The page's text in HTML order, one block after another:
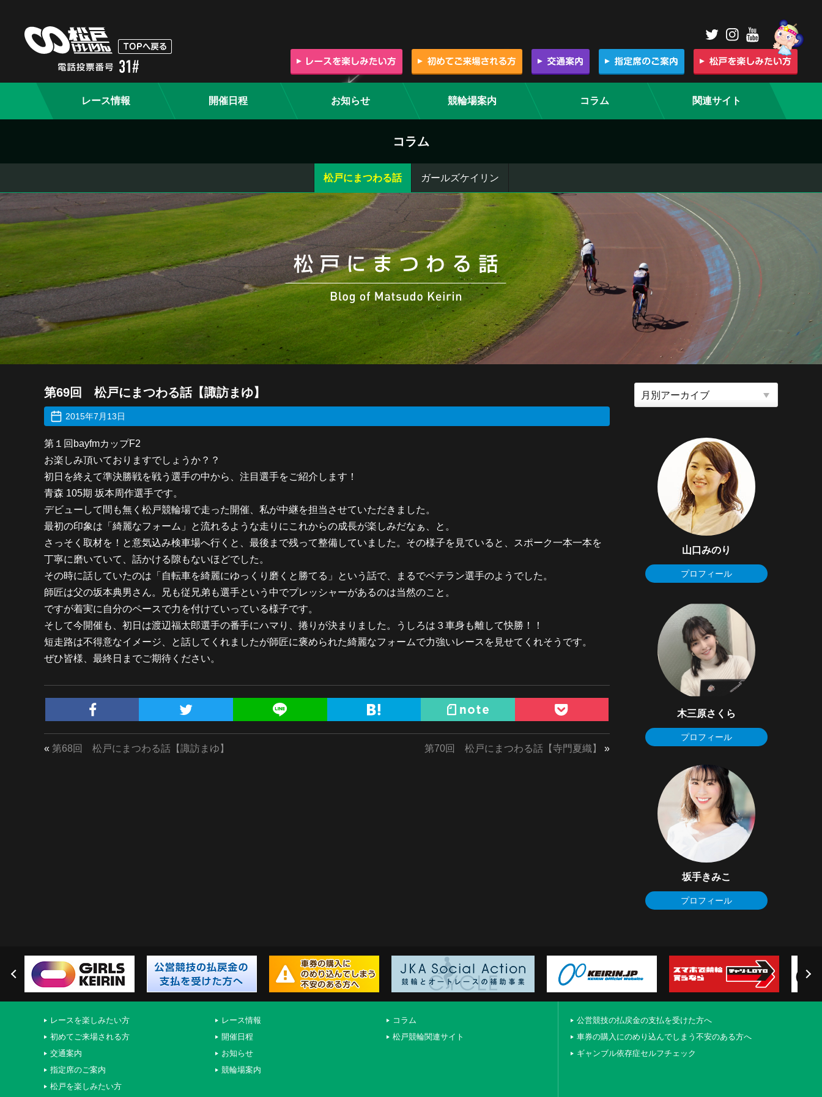
レース情報 開催日程 お知らせ 競輪場案内 コラム 関連サイト
コラム
松戸にまつわる話 ガールズケイリン
第69回 松戸にまつわる話【諏訪まゆ】
2015年7月13日
第１回bayfmカップF2
お楽しみ頂いておりますでしょうか？？
初日を終えて準決勝戦を戦う選手の中から、注目選手をご紹介します！
青森 105期 坂本周作選手です。
デビューして間も無く松戸競輪場で走った開催、私が中継を担当させていただきました。
最初の印象は「綺麗なフォーム」と流れるような走りにこれからの成長が楽しみだなぁ、と。
さっそく取材を！と意気込み検車場へ行くと、最後まで残って整備していました。その様子を見ていると、スポーク一本一本を
丁寧に磨いていて、話かける隙もないほどでした。
その時に話していたのは「自転車を綺麗にゆっくり磨くと勝てる」という話で、まるでベテラン選手のようでした。
師匠は父の坂本典男さん。兄も従兄弟も選手という中でプレッシャーがあるのは当然のこと。
ですが着実に自分のペースで力を付けていっている様子です。
そして今開催も、初日は渡辺福太郎選手の番手にハマり、捲りが決まりました。うしろは３車身も離して快勝！！
短走路は不得意なイメージ、と話してくれましたが師匠に褒められた綺麗なフォームで力強いレースを見せてくれそうです。
ぜひ皆様、最終日までご期待ください。
« 第68回 松戸にまつわる話【諏訪まゆ】 第70回 松戸にまつわる話【寺門夏織】 »
山口みのり
プロフィール
木三原さくら
プロフィール
坂手きみこ
プロフィール
公営競技の払戻金の支払を受けた方へ
車券の購入にのめり込んでしまう不安のある方へ
ギャンブル依存症セルフチェック
レースを楽しみたい方
初めてご来場される方
交通案内
指定席のご案内
松戸を楽しみたい方
レース情報
開催日程
お知らせ
競輪場案内
コラム
松戸競輪関連サイト